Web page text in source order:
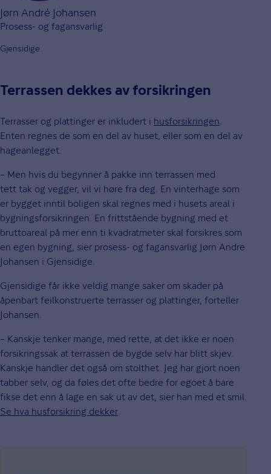
Jørn André Johansen
Prosess- og fagansvarlig
Gjensidige
Terrassen dekkes av forsikringen
Terrasser og plattinger er inkludert i husforsikringen
Enten regnes de som en del av huset, eller som en del av
hageanlegget.
– Men hvis du begynner å pakke inn terrassen med
tett tak og vegger, vil vi høre fra deg. En vinterhage som
er bygget inntil boligen skal regnes med i husets areal i
bygningsforsikringen. En frittstående bygning med et
bruttoareal på mer enn ti kvadratmeter skal forsikres som
en egen bygning, sier prosess- og fagansvarlig Jørn Andre
Johansen i Gjensidige.
Gjensidige får ikke veldig mange saker om skader på
åpenbart feilkonstruerte terrasser og plattinger, forteller
Johansen.
– Kanskje tenker mange, med rette, at det ikke er noen
forsikringssak at terrassen de bygde selv har blitt skjev.
Kanskje handler det også om stolthet. Jeg har gjort noen
tabber selv, og da føles det ofte bedre for egoet å bare
fikse det enn å lage en sak ut av det, sier han med et smil.
Se hva husforsikring dekker